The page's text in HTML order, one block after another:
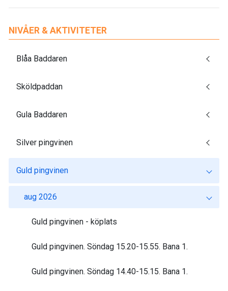
NIVÅER & AKTIVITETER
Blåa Baddaren
Sköldpaddan
Gula Baddaren
Silver pingvinen
Guld pingvinen
aug 2026
Guld pingvinen - köplats
Guld pingvinen. Söndag 15.20-15.55. Bana 1.
Guld pingvinen. Söndag 14.40-15.15. Bana 1.